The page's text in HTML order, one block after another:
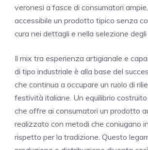
veronesi a fasce di consumatori
accessibile un prodotto tipico senza
cura nei dettagli e nella selezione
Il mix tra esperienza artigianale e
di tipo industriale è alla base del
che continua a occupare un ruolo di
festività italiane. Un equilibrio
che offre ai consumatori un prodotto
realizzato con metodi che coniugano
rispetto per la tradizione. Questo